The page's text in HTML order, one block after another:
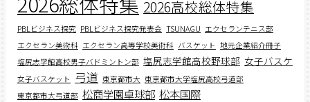
2026高校総体特集
PBLビジネス探究 PBLビジネス探究発表会 TSUNAGU エクセランテニス部
エクセラン美術科 エクセラン高等学校美術科 バスケット 地元企業紹介冊子
塩尻志学館高校男子バドミントン部 塩尻志学館高校野球部 女子バスケ
女子バスケット 弓道 東京都市大 東京都市大学塩尻高校弓道部
東京都市大弓道部 松商学園卓球部 松本国際